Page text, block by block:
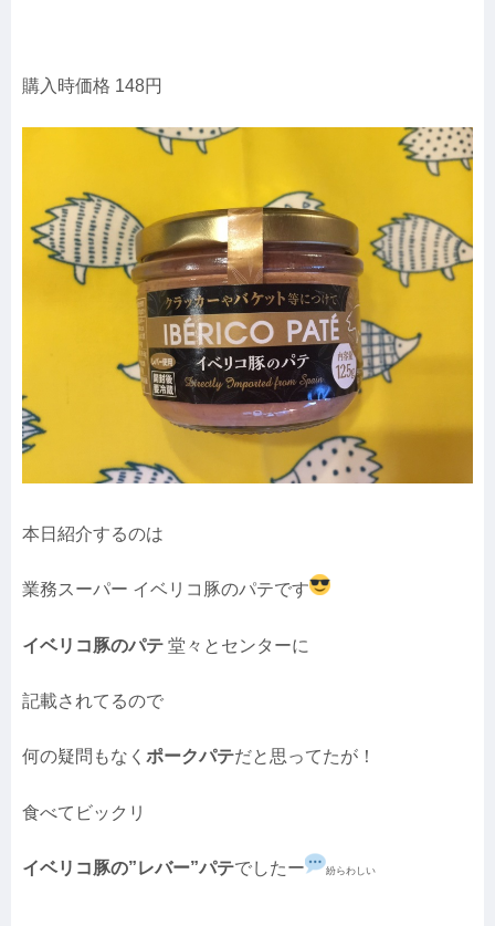
購入時価格 148円
本日紹介するのは
業務スーパー イベリコ豚のパテです
イベリコ豚のパテ 堂々とセンターに
記載されてるので
何の疑問もなく ポークパテだと思ってたが！
食べてビックリ
イベリコ豚の”レバー”パテでしたー 紛らわしい